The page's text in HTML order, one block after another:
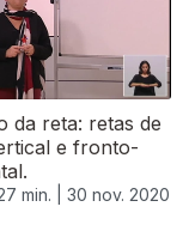
da reta: retas de
e fronto-
min. | 30 nov. 2020